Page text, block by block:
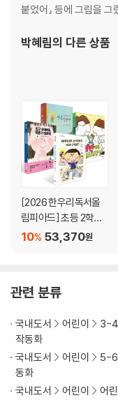
붙었어』 등에 그림을 그
박혜림의 다른 상품
[2026 한우리독서올
림피아드] 초등 2학년
필독서 세트53,370원
10%
관련 분류
국내도서 어린이 3-4
작동화
국내도서
어린이 5-6
동화
국내도서
어린이 어